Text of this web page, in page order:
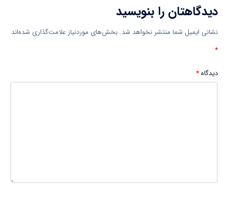
دیدگاهتان را بنویسید
نشانی ایمیل شما منتشر نخواهد شد. بخش‌های موردنیاز علامت‌گذاری شده‌اند
*
دیدگاه*